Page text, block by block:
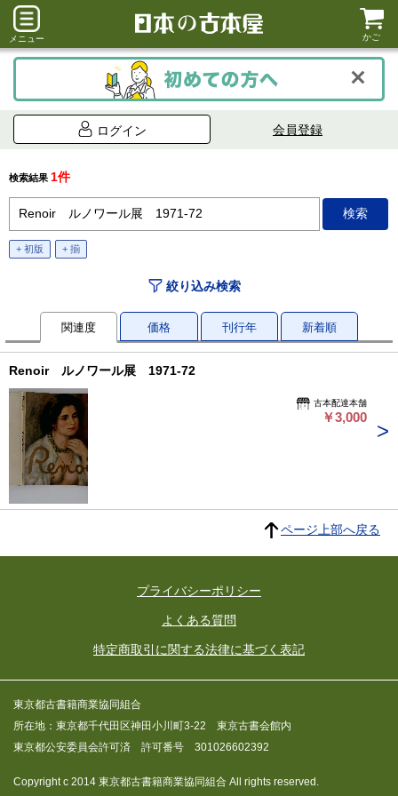
メニュー かご
ログイン 会員登録
検索結果 1件
+ 初版 + 揃
絞り込み検索
関連度 価格 刊行年 新着順
Renoir ルノワール展 1971-72
古本配達本舗
￥3,000
ページ上部へ戻る
プライバシーポリシー
よくある質問
特定商取引に関する法律に基づく表記
東京都古書籍商業協同組合
所在地：東京都千代田区神田小川町3-22 東京古書会館内
東京都公安委員会許可済 許可番号 301026602392
Copyright c 2014 東京都古書籍商業協同組合 All rights reserved.